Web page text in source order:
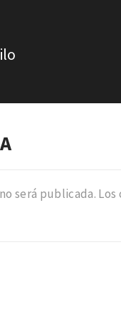
será publicada. Los